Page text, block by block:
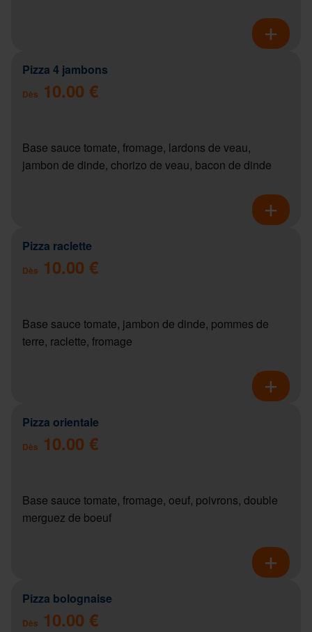
Pizza 4 jambons
Dès 10.00 €
Base sauce tomate, fromage, lardons de veau,
jambon de dinde, chorizo de veau, bacon de dinde
Pizza raclette
Dès 10.00 €
Base sauce tomate, jambon de dinde, pommes de
terre, raclette, fromage
Pizza orientale
Dès 10.00 €
Base sauce tomate, fromage, oeuf, poivrons, double
merguez de boeuf
Pizza bolognaise
Dès 10.00 €